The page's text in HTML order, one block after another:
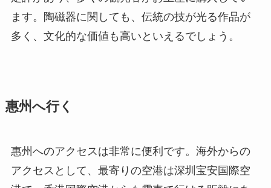
ます。陶磁器に関しても、伝統の技が光る作品が
多く、文化的な価値も高いといえるでしょう。
惠州へ行く
アクセスとして、最寄りの空港は深圳宝安国際空
港で、香港国際空港からも電車で行ける距離にあ